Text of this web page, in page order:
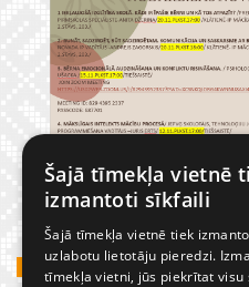
GADĪJUMBILDES
Šajā tīmekļa vietnē
izmantoti sīkfaili
Šajā tīmekļa vietnē tiek
uzlabotu lietotāju pieredzi.
tīmekļa vietni, jūs piekrītat visu